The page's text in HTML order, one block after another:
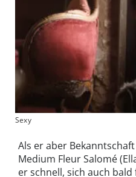
Sexy
Als er aber
Medium Fleur Salomé
er schnell, sich auch